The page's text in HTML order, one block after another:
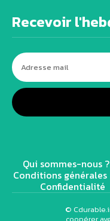
Recevoir
Qui sommes-nous ?
Conditions générales
Confidentialité
©